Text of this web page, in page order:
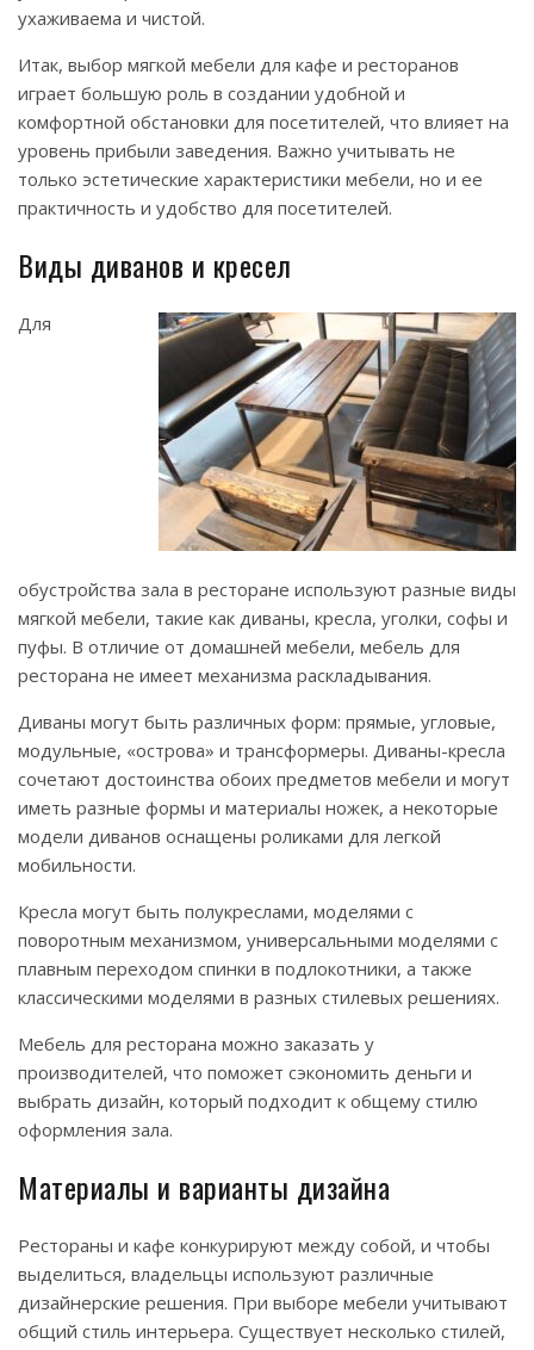
ухаживаема и чистой.
Итак, выбор мягкой мебели для кафе и ресторанов
играет большую роль в создании удобной и
комфортной обстановки для посетителей, что влияет на
уровень прибыли заведения. Важно учитывать не
только эстетические характеристики мебели, но и ее
практичность и удобство для посетителей.
Виды диванов и кресел
Для
обустройства зала в ресторане используют разные виды
мягкой мебели, такие как диваны, кресла, уголки, софы и
пуфы. В отличие от домашней мебели, мебель для
ресторана не имеет механизма раскладывания.
Диваны могут быть различных форм: прямые, угловые,
модульные, «острова» и трансформеры. Диваны-кресла
сочетают достоинства обоих предметов мебели и могут
иметь разные формы и материалы ножек, а некоторые
модели диванов оснащены роликами для легкой
мобильности.
Кресла могут быть полукреслами, моделями с
поворотным механизмом, универсальными моделями с
плавным переходом спинки в подлокотники, а также
классическими моделями в разных стилевых решениях.
Мебель для ресторана можно заказать у
производителей, что поможет сэкономить деньги и
выбрать дизайн, который подходит к общему стилю
оформления зала.
Материалы и варианты дизайна
Рестораны и кафе конкурируют между собой, и чтобы
выделиться, владельцы используют различные
дизайнерские решения. При выборе мебели учитывают
общий стиль интерьера. Существует несколько стилей,